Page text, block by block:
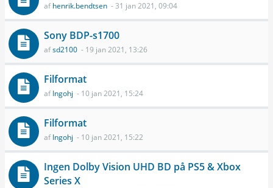
afhenrik.bendtsen - 31 jan 2021, 09:04
Sony BDP-s1700
afsd2100 - 19 jan 2021, 13:26
Filformat
afIngohj - 10 jan 2021, 15:24
Filformat
afIngohj - 10 jan 2021, 15:22
Ingen Dolby Vision UHD BD på PS5 & Xbox
Series X